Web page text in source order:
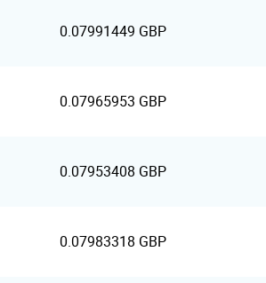
0.07991449 GBP
0.07965953 GBP
0.07953408 GBP
0.07983318 GBP